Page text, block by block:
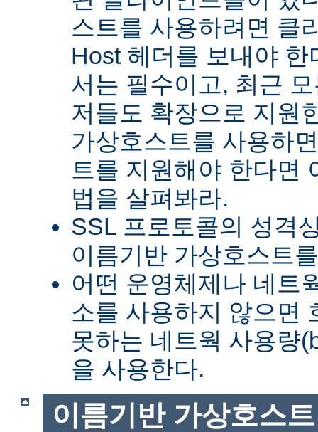
스트를 사용하려면 클
Host 헤더를 보내야
서는 필수이고, 최근
저들도 확장으로 지원
가상호스트를 사용하
트를 지원해야 한다면
법을 살펴봐라.
SSL 프로토콜의 성격
이름기반 가상호스트
어떤 운영체제나 네트
소를 사용하지 않으면
못하는 네트웍 사용량
을 사용한다.
이름기반 가상호스